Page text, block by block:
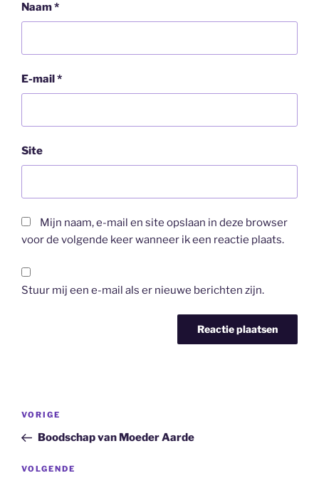
Naam*
E-mail*
Site
Mijn naam, e-mail en site opslaan in deze browser
voor de volgende keer wanneer ik een reactie plaats.
Stuur mij een e-mail als er nieuwe berichten zijn.
Bericht
Vorig
bericht
VORIGE
Boodschap van Moeder Aarde
Volgend
VOLGENDE